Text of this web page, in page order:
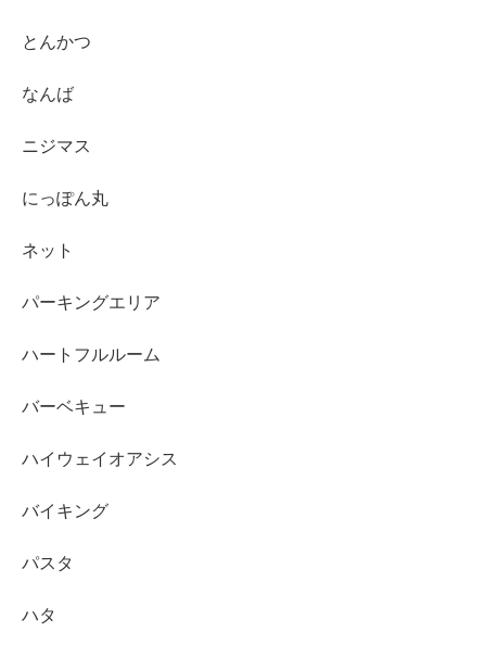
とんかつ
なんば
ニジマス
にっぽん丸
ネット
パーキングエリア
ハートフルルーム
バーベキュー
ハイウェイオアシス
バイキング
パスタ
ハタ